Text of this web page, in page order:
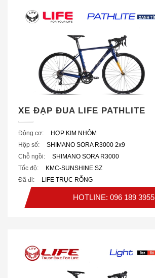
XE ĐẠP ĐUA LIFE PATHLITE
Động cơ:
HỢP KIM NHÔM
Hộp số:
SHIMANO SORA R3000 2x9
Chỗ ngồi:
SHIMANO SORA R3000
Tốc độ:
KMC-SUNSHINE SZ
Đã đi:
LIFE TRỤC RỖNG
HOTLINE: 096 189 3955